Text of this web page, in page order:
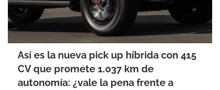
Así es la nueva pick up híbrida con 415
CV que promete 1.037 km de
autonomía: ¿vale la pena frente a